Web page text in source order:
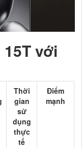
với
Thời
gian
sử
dụng
thực
tế
Điểm
mạnh